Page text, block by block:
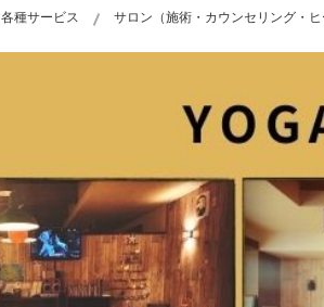
各種サービス サロン（施術・カウンセリング・ヒ